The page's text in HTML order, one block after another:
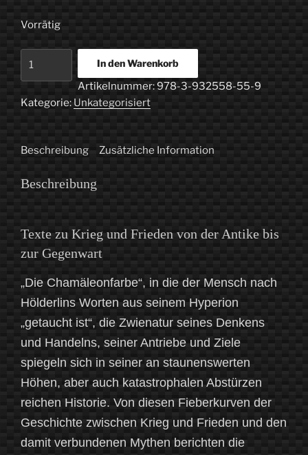
Vorrätig
Menschen
Gentsch,
Sorger,
Menge
In den Warenkorb
Artikelnummer:978-3-932558-55-9
Kategorie: Unkategorisiert
Beschreibung Zusätzliche Information
Beschreibung
Texte zu Krieg und Frieden von der Antike bis
zur Gegenwart
„Die Chamäleonfarbe“, in die der Mensch nach
Hölderlins Worten aus seinem Hyperion
„getaucht ist“, die Zwienatur seines Denkens
und Handelns, seiner Antriebe und Ziele
spiegeln sich in seiner an staunenswerten
Höhen, aber auch katastrophalen Abstürzen
reichen Historie. Von diesen Fieberkurven der
Geschichte zwischen Krieg und Frieden und den
damit verbundenen Mythen berichten die